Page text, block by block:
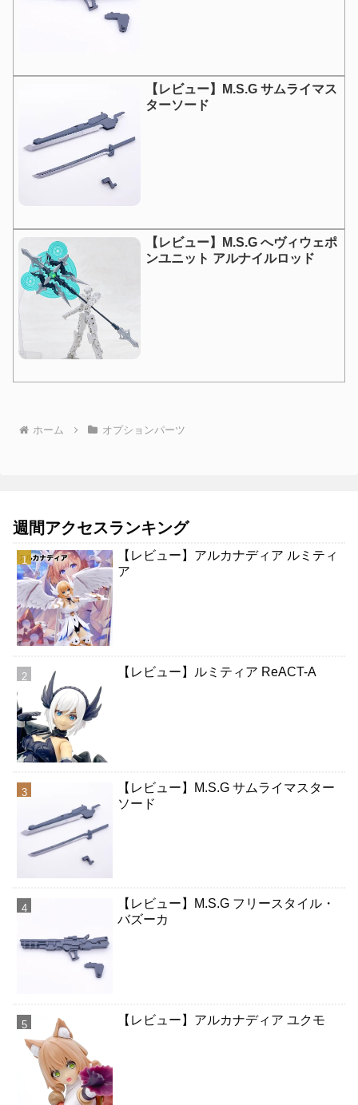
【レビュー】M.S.G サムライマス
ターソード
【レビュー】M.S.G へヴィウェポ
ンユニット アルナイルロッド
ホーム オプションパーツ
週間アクセスランキング
【レビュー】アルカナディア ルミティ
ア
【レビュー】ルミティア ReACT-A
【レビュー】M.S.G サムライマスター
ソード
【レビュー】M.S.G フリースタイル・
バズーカ
【レビュー】アルカナディア ユクモ